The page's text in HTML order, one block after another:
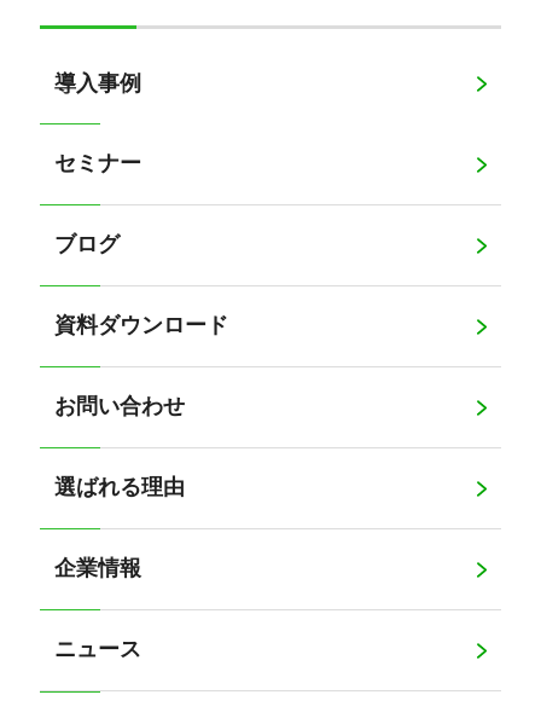
導入事例
セミナー
ブログ
資料ダウンロード
お問い合わせ
選ばれる理由
企業情報
ニュース